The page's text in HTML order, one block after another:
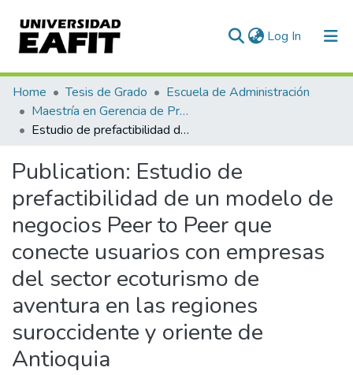
Log In (current)
Communities & Collections
All of DSpace
Home Tesis de Grado
Escuela de Administración
Maestría en Gerencia de Proyectos (Tesis)
Estudio de prefactibilidad de un modelo de negocios Peer to Peer que conecte usuarios con empresas del sector ecoturismo de aventura en las regiones suroccidente y oriente de Antioquia
Publication: Estudio de
prefactibilidad de un modelo de
negocios Peer to Peer que
conecte usuarios con empresas
del sector ecoturismo de
aventura en las regiones
suroccidente y oriente de
Antioquia